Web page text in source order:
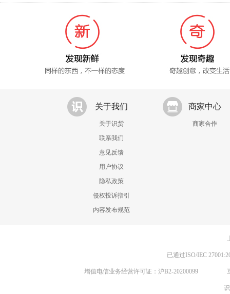
关于我们
关于识货
联系我们
意见反馈
用户协议
隐私政策
侵权投诉指引
内容发布规范
商家中心
商家合作
已通过ISO/IEC
增值电信业务经营许可证：沪B2-20200099